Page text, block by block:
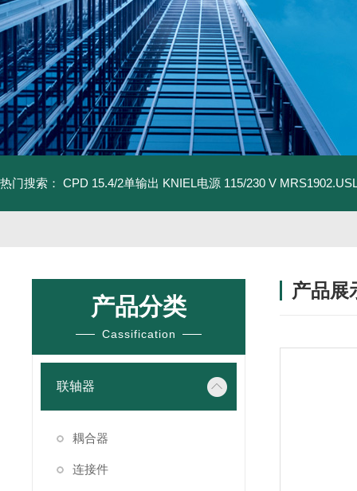
热门搜索： CPD 15.4/2单输出 KNIEL电源 115/230 V
产品分类
Cassification
联轴器
耦合器
连接件
产品展